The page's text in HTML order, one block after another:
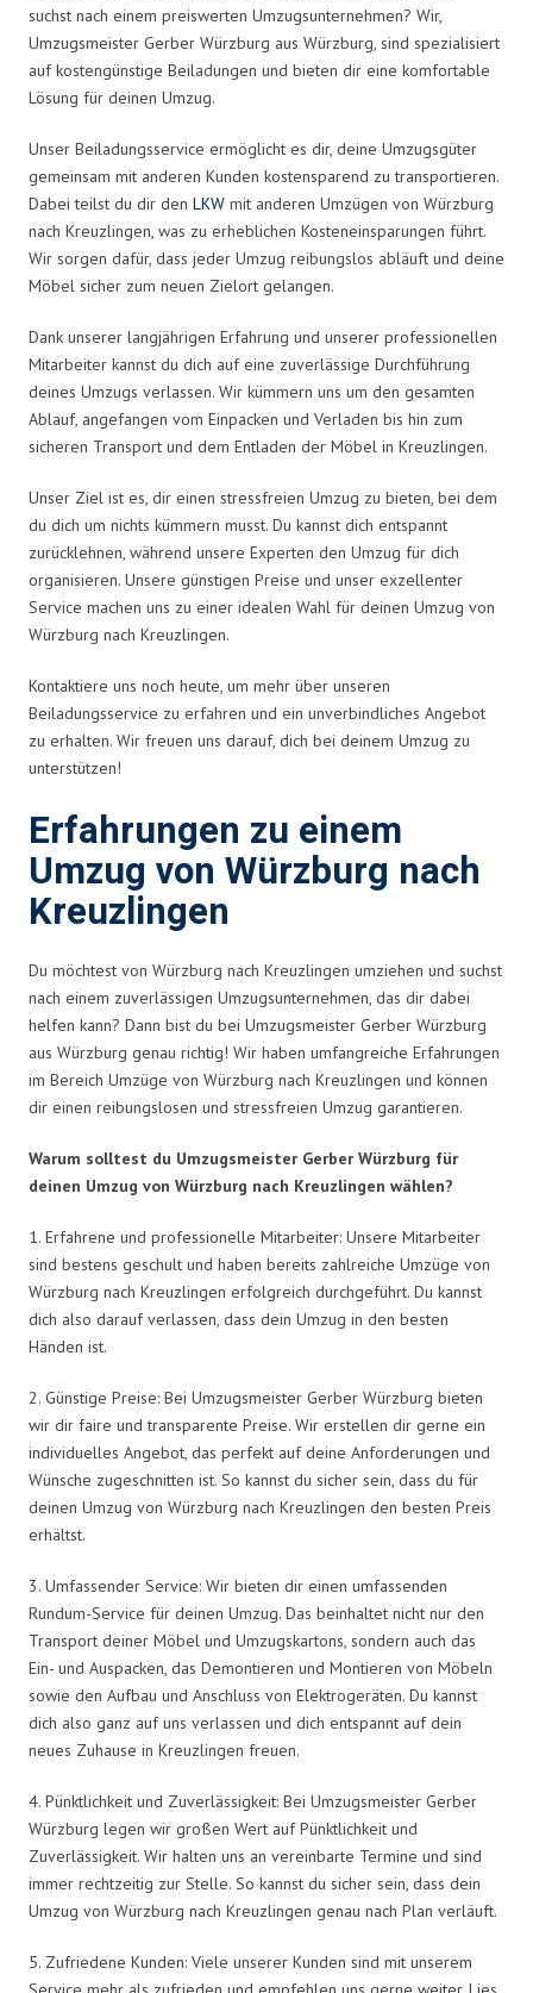
suchst nach einem preiswerten Umzugsunternehmen? Wir,
Umzugsmeister Gerber Würzburg aus Würzburg, sind spezialisiert
auf kostengünstige Beiladungen und bieten dir eine komfortable
Lösung für deinen Umzug.
Unser Beiladungsservice ermöglicht es dir, deine Umzugsgüter
gemeinsam mit anderen Kunden kostensparend zu transportieren.
Dabei teilst du dir den LKW mit anderen Umzügen von Würzburg
nach Kreuzlingen, was zu erheblichen Kosteneinsparungen führt.
Wir sorgen dafür, dass jeder Umzug reibungslos abläuft und deine
Möbel sicher zum neuen Zielort gelangen.
Dank unserer langjährigen Erfahrung und unserer professionellen
Mitarbeiter kannst du dich auf eine zuverlässige Durchführung
deines Umzugs verlassen. Wir kümmern uns um den gesamten
Ablauf, angefangen vom Einpacken und Verladen bis hin zum
sicheren Transport und dem Entladen der Möbel in Kreuzlingen.
Unser Ziel ist es, dir einen stressfreien Umzug zu bieten, bei dem
du dich um nichts kümmern musst. Du kannst dich entspannt
zurücklehnen, während unsere Experten den Umzug für dich
organisieren. Unsere günstigen Preise und unser exzellenter
Service machen uns zu einer idealen Wahl für deinen Umzug von
Würzburg nach Kreuzlingen.
Kontaktiere uns noch heute, um mehr über unseren
Beiladungsservice zu erfahren und ein unverbindliches Angebot
zu erhalten. Wir freuen uns darauf, dich bei deinem Umzug zu
unterstützen!
Erfahrungen zu einem
Umzug von Würzburg nach
Kreuzlingen
Du möchtest von Würzburg nach Kreuzlingen umziehen und suchst
nach einem zuverlässigen Umzugsunternehmen, das dir dabei
helfen kann? Dann bist du bei Umzugsmeister Gerber Würzburg
aus Würzburg genau richtig! Wir haben umfangreiche Erfahrungen
im Bereich Umzüge von Würzburg nach Kreuzlingen und können
dir einen reibungslosen und stressfreien Umzug garantieren.
Warum solltest du Umzugsmeister Gerber Würzburg für
deinen Umzug von Würzburg nach Kreuzlingen wählen?
1. Erfahrene und professionelle Mitarbeiter: Unsere Mitarbeiter
sind bestens geschult und haben bereits zahlreiche Umzüge von
Würzburg nach Kreuzlingen erfolgreich durchgeführt. Du kannst
dich also darauf verlassen, dass dein Umzug in den besten
Händen ist.
2. Günstige Preise: Bei Umzugsmeister Gerber Würzburg bieten
wir dir faire und transparente Preise. Wir erstellen dir gerne ein
individuelles Angebot, das perfekt auf deine Anforderungen und
Wünsche zugeschnitten ist. So kannst du sicher sein, dass du für
deinen Umzug von Würzburg nach Kreuzlingen den besten Preis
erhältst.
3. Umfassender Service: Wir bieten dir einen umfassenden
Rundum-Service für deinen Umzug. Das beinhaltet nicht nur den
Transport deiner Möbel und Umzugskartons, sondern auch das
Ein- und Auspacken, das Demontieren und Montieren von Möbeln
sowie den Aufbau und Anschluss von Elektrogeräten. Du kannst
dich also ganz auf uns verlassen und dich entspannt auf dein
neues Zuhause in Kreuzlingen freuen.
4. Pünktlichkeit und Zuverlässigkeit: Bei Umzugsmeister Gerber
Würzburg legen wir großen Wert auf Pünktlichkeit und
Zuverlässigkeit. Wir halten uns an vereinbarte Termine und sind
immer rechtzeitig zur Stelle. So kannst du sicher sein, dass dein
Umzug von Würzburg nach Kreuzlingen genau nach Plan verläuft.
5. Zufriedene Kunden: Viele unserer Kunden sind mit unserem